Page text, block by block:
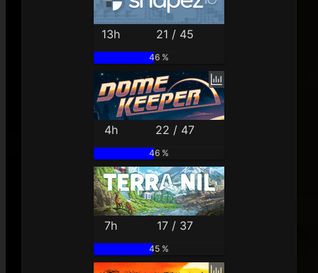
13h 21 / 45
46 %
4h 22 / 47
46 %
7h 17 / 37
45 %